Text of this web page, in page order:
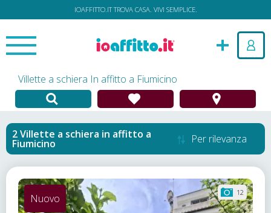
IOAFFITTO.IT TROVA CASA. VIVI SEMPLICE.
Villette a schiera In affitto a Fiumicino
Villette a schiera in affitto a
Fiumicino Per rilevanza
12
Nuovo